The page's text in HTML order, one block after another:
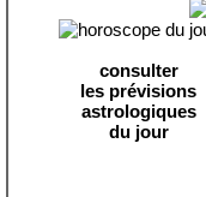
consulter
les prévisions
astrologiques
du jour